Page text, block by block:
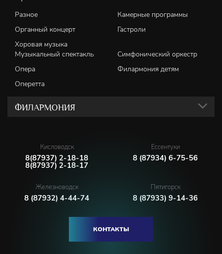
Разное
Камерные программы
Органный концерт
Гастроли
Хоровая музыка
Музыкальный спектакль
Симфонический оркестр
Опера
Филармония детям
Оперетта
ФИЛАРМОНИЯ
Кисловодск
8(87937) 2-18-18
8(87937) 2-18-17
Ессентуки
8 (87934) 6-75-56
Железноводск
8 (87932) 4-44-74
Пятигорск
8 (87933) 9-14-36
КОНТАКТЫ